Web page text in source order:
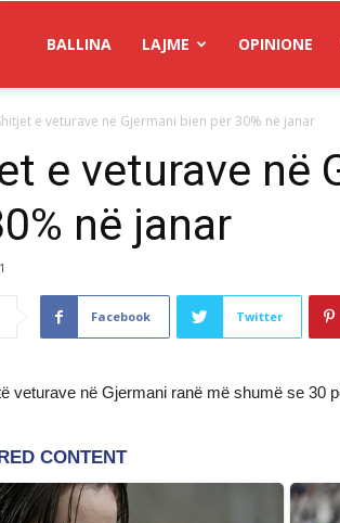
BALLINA LAJME OPINIONE
e veturave në Gjermani bien për 30% në janar
e veturave në
në janar
Facebook Twitter
veturave në Gjermani ranë më shumë se 30